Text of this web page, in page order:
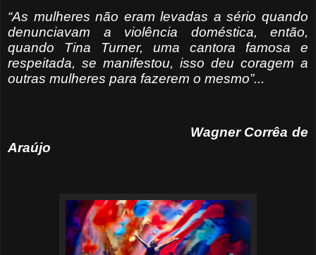
“As mulheres não eram levadas a sério quando
denunciavam a violência doméstica, então,
quando Tina Turner, uma cantora famosa e
respeitada, se manifestou, isso deu coragem a
outras mulheres para fazerem o mesmo”...
Wagner Corrêa de
Araújo